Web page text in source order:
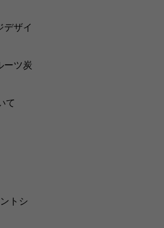
ザイ
ーツ炭
て
トシ